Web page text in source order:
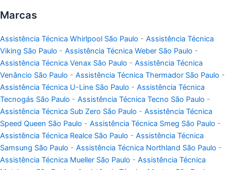
Marcas
Assistência Técnica Whirlpool São Paulo - Assistência Técnica
Viking São Paulo - Assistência Técnica Weber São Paulo -
Assistência Técnica Venax São Paulo - Assistência Técnica
Venâncio São Paulo - Assistência Técnica Thermador São Paulo -
Assistência Técnica U-Line São Paulo - Assistência Técnica
Tecnogás São Paulo - Assistência Técnica Tecno São Paulo -
Assistência Técnica Sub Zero São Paulo - Assistência Técnica
Speed Queen São Paulo - Assistência Técnica Smeg São Paulo -
Assistência Técnica Realce São Paulo - Assistência Técnica
Samsung São Paulo - Assistência Técnica Northland São Paulo -
Assistência Técnica Mueller São Paulo - Assistência Técnica